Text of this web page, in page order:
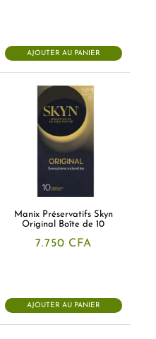
AJOUTER AU PANIER
Manix Préservatifs Skyn
Original Boîte de 10
7.750 CFA
AJOUTER AU PANIER